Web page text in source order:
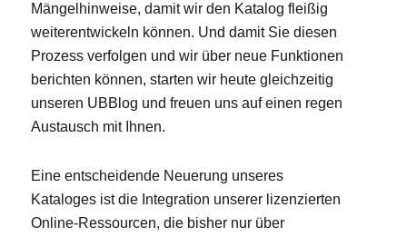
Mängelhinweise, damit wir den Katalog fleißig
weiterentwickeln können. Und damit Sie diesen
Prozess verfolgen und wir über neue Funktionen
berichten können, starten wir heute gleichzeitig
unseren UBBlog und freuen uns auf einen regen
Austausch mit Ihnen.
Eine entscheidende Neuerung unseres
Kataloges ist die Integration unserer lizenzierten
Online-Ressourcen, die bisher nur über